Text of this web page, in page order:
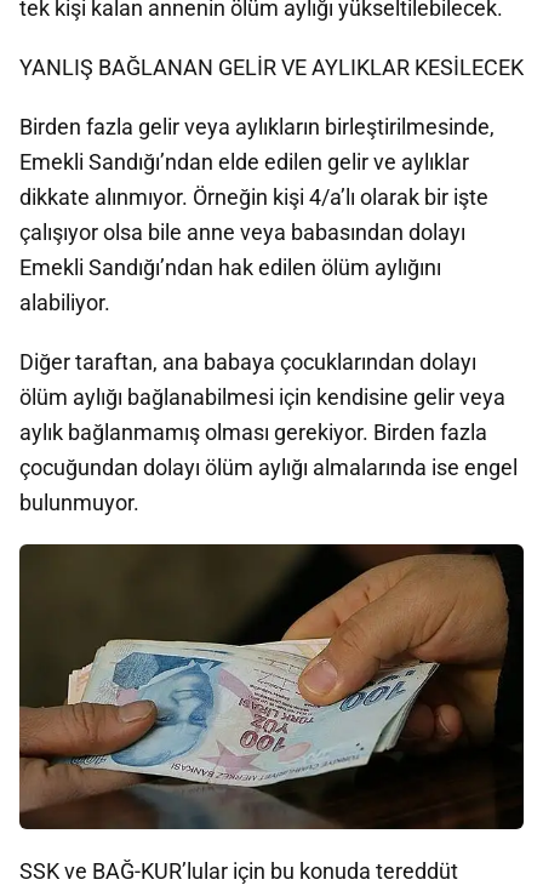
tek kişi kalan annenin ölüm aylığı yükseltilebilecek.
YANLIŞ BAĞLANAN GELİR VE AYLIKLAR KESİLECEK
Birden fazla gelir veya aylıkların birleştirilmesinde,
Emekli Sandığı’ndan elde edilen gelir ve aylıklar
dikkate alınmıyor. Örneğin kişi 4/a’lı olarak bir işte
çalışıyor olsa bile anne veya babasından dolayı
Emekli Sandığı’ndan hak edilen ölüm aylığını
alabiliyor.
Diğer taraftan, ana babaya çocuklarından dolayı
ölüm aylığı bağlanabilmesi için kendisine gelir veya
aylık bağlanmamış olması gerekiyor. Birden fazla
çocuğundan dolayı ölüm aylığı almalarında ise engel
bulunmuyor.
SSK ve BAĞ-KUR’lular için bu konuda tereddüt